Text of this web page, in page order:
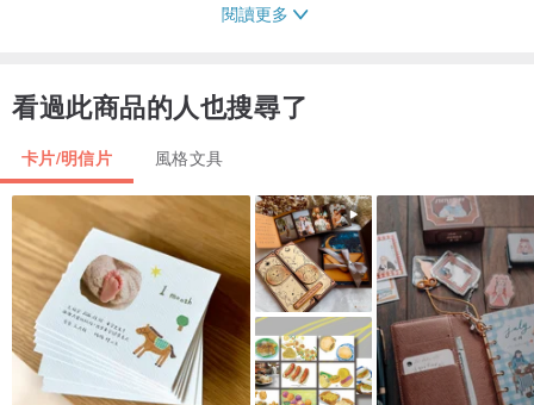
閱讀更多
看過此商品的人也搜尋了
卡片/明信片 風格文具